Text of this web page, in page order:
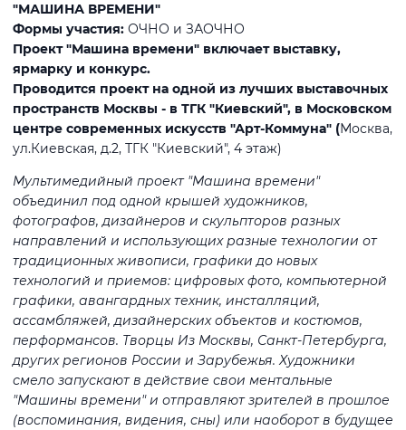
"МАШИНА ВРЕМЕНИ"
Формы участия: ОЧНО и ЗАОЧНО
Проект "Машина времени" включает выставку,
ярмарку и конкурс.
Проводится проект на одной из лучших выставочных
пространств Москвы - в ТГК "Киевский", в Московском
центре современных искусств "Арт-Коммуна" (Москва,
ул.Киевская, д.2, ТГК "Киевский", 4 этаж)
Мультимедийный проект "Машина времени"
объединил под одной крышей художников,
фотографов, дизайнеров и скульпторов разных
направлений и использующих разные технологии от
традиционных живописи, графики до новых
технологий и приемов: цифровых фото, компьютерной
графики, авангардных техник, инсталляций,
ассамбляжей, дизайнерских объектов и костюмов,
перформансов. Творцы Из Москвы, Санкт-Петербурга,
других регионов России и Зарубежья. Художники
смело запускают в действие свои ментальные
"Машины времени" и отправляют зрителей в прошлое
(воспоминания, видения, сны) или наоборот в будущее